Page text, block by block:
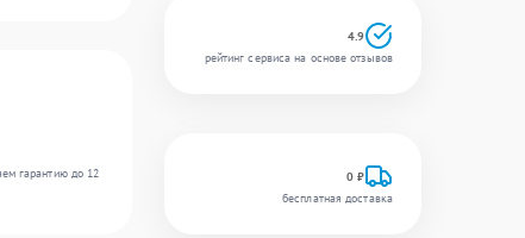
гарантию до 12
4.9
рейтинг сервиса на основе отзывов
0 ₽
бесплатная доставка